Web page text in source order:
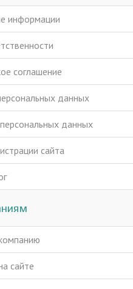
информации
соглашение
данных
данных
сайта
сайте